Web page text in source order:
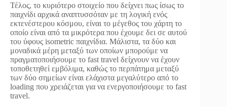
Τέλος, το κυριότερο στοιχείο που δείχνει πως ίσως το
παιχνίδι αρχικά αναπτυσσόταν με τη λογική ενός
εκτενέστερου κόσμου, είναι το μέγεθος του χάρτη το
οποίο είναι από τα μικρότερα που έχουμε δει σε αυτού
του ύφους isometric παιχνίδια. Μάλιστα, τα δύο και
μοναδικά μέρη μεταξύ των οποίων μπορούμε να
πραγματοποιήσουμε το fast travel δείχνουν να έχουν
τοποθετηθεί εμβόλιμα, καθώς το περπάτημα μεταξύ
των δύο σημείων είναι ελάχιστα μεγαλύτερο από το
loading που χρειάζεται για να ενεργοποιήσουμε το fast
travel.